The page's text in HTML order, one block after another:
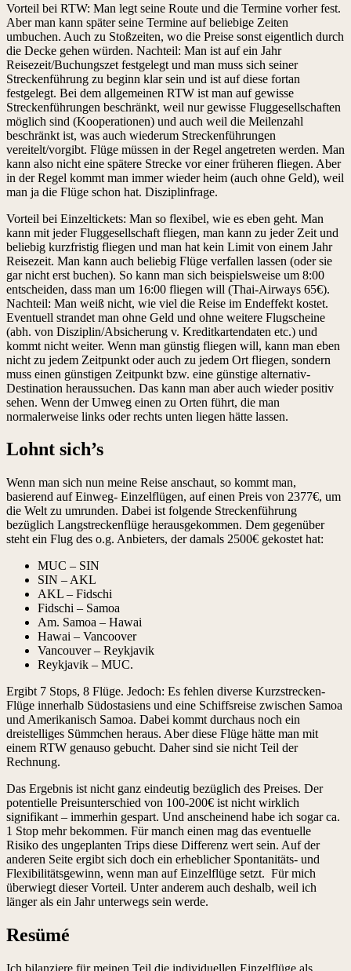
Vorteil bei RTW: Man legt seine Route und die Termine vorher fest.
Aber man kann später seine Termine auf beliebige Zeiten
umbuchen. Auch zu Stoßzeiten, wo die Preise sonst eigentlich durch
die Decke gehen würden. Nachteil: Man ist auf ein Jahr
Reisezeit/Buchungszet festgelegt und man muss sich seiner
Streckenführung zu beginn klar sein und ist auf diese fortan
festgelegt. Bei dem allgemeinen RTW ist man auf gewisse
Streckenführungen beschränkt, weil nur gewisse Fluggesellschaften
möglich sind (Kooperationen) und auch weil die Meilenzahl
beschränkt ist, was auch wiederum Streckenführungen
vereitelt/vorgibt. Flüge müssen in der Regel angetreten werden. Man
kann also nicht eine spätere Strecke vor einer früheren fliegen. Aber
in der Regel kommt man immer wieder heim (auch ohne Geld), weil
man ja die Flüge schon hat. Disziplinfrage.
Vorteil bei Einzeltickets: Man so flexibel, wie es eben geht. Man
kann mit jeder Fluggesellschaft fliegen, man kann zu jeder Zeit und
beliebig kurzfristig fliegen und man hat kein Limit von einem Jahr
Reisezeit. Man kann auch beliebig Flüge verfallen lassen (oder sie
gar nicht erst buchen). So kann man sich beispielsweise um 8:00
entscheiden, dass man um 16:00 fliegen will (Thai-Airways 65€).
Nachteil: Man weiß nicht, wie viel die Reise im Endeffekt kostet.
Eventuell strandet man ohne Geld und ohne weitere Flugscheine
(abh. von Disziplin/Absicherung v. Kreditkartendaten etc.) und
kommt nicht weiter. Wenn man günstig fliegen will, kann man eben
nicht zu jedem Zeitpunkt oder auch zu jedem Ort fliegen, sondern
muss einen günstigen Zeitpunkt bzw. eine günstige alternativ-
Destination heraussuchen. Das kann man aber auch wieder positiv
sehen. Wenn der Umweg einen zu Orten führt, die man
normalerweise links oder rechts unten liegen hätte lassen.
Lohnt sich’s
Wenn man sich nun meine Reise anschaut, so kommt man,
basierend auf Einweg- Einzelflügen, auf einen Preis von 2377€, um
die Welt zu umrunden. Dabei ist folgende Streckenführung
bezüglich Langstreckenflüge herausgekommen. Dem gegenüber
steht ein Flug des o.g. Anbieters, der damals 2500€ gekostet hat:
MUC – SIN
SIN – AKL
AKL – Fidschi
Fidschi – Samoa
Am. Samoa – Hawai
Hawai – Vancoover
Vancouver – Reykjavik
Reykjavik – MUC.
Ergibt 7 Stops, 8 Flüge. Jedoch: Es fehlen diverse Kurzstrecken-
Flüge innerhalb Südostasiens und eine Schiffsreise zwischen Samoa
und Amerikanisch Samoa. Dabei kommt durchaus noch ein
dreistelliges Sümmchen heraus. Aber diese Flüge hätte man mit
einem RTW genauso gebucht. Daher sind sie nicht Teil der
Rechnung.
Das Ergebnis ist nicht ganz eindeutig bezüglich des Preises. Der
potentielle Preisunterschied von 100-200€ ist nicht wirklich
signifikant – immerhin gespart. Und anscheinend habe ich sogar ca.
1 Stop mehr bekommen. Für manch einen mag das eventuelle
Risiko des ungeplanten Trips diese Differenz wert sein. Auf der
anderen Seite ergibt sich doch ein erheblicher Spontanitäts- und
Flexibilitätsgewinn, wenn man auf Einzelflüge setzt. Für mich
überwiegt dieser Vorteil. Unter anderem auch deshalb, weil ich
länger als ein Jahr unterwegs sein werde.
Resümé